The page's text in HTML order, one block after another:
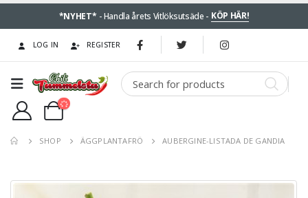
*NYHET* - Handla årets Vitlöksutsäde - KÖP HÄR!
LOG IN REGISTER
SHOP ÄGGPLANTAFRÖ AUBERGINE-LISTADA DE GANDIA